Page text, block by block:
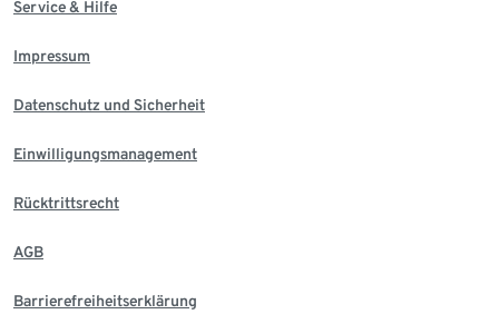
Service & Hilfe
Impressum
Datenschutz und Sicherheit
Einwilligungsmanagement
Rücktrittsrecht
AGB
Barrierefreiheitserklärung